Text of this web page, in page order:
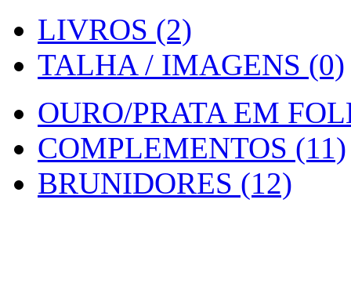
LIVROS (2)
TALHA / IMAGENS (0)
OURO/PRATA EM
COMPLEMENTOS (11)
BRUNIDORES (12)